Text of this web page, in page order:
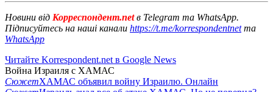
Новини від Корреспондент.netв Telegram та WhatsApp.
Підписуйтесь на наші канали https://t.me/korrespondentnetта
WhatsApp
Читайте Korrespondent.net в Google News
Война Израиля с ХАМАС
СюжетХАМАС объявил войну Израилю. Онлайн